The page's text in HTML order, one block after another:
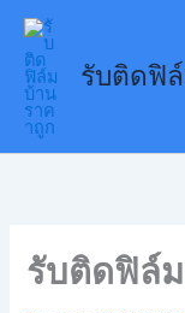
Skip
content
รับติดฟิ
รับติดฟิล์